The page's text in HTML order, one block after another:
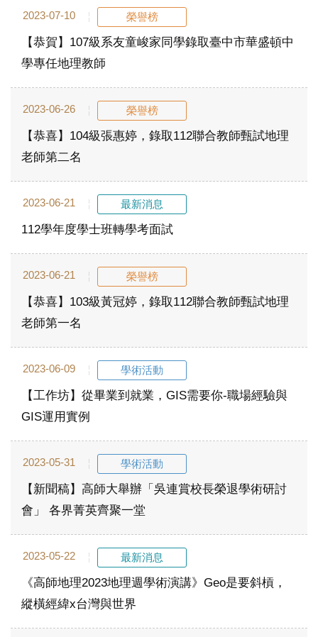
2023-07-10 榮譽榜
【恭賀】107級系友童峻家同學錄取臺中市華盛頓中
學專任地理教師
2023-06-26 榮譽榜
【恭喜】104級張惠婷，錄取112聯合教師甄試地理
老師第二名
2023-06-21 最新消息
112學年度學士班轉學考面試
2023-06-21 榮譽榜
【恭喜】103級黃冠婷，錄取112聯合教師甄試地理
老師第一名
2023-06-09 學術活動
【工作坊】從畢業到就業，GIS需要你-職場經驗與
GIS運用實例
2023-05-31 學術活動
【新聞稿】高師大舉辦「吳連賞校長榮退學術研討
會」 各界菁英齊聚一堂
2023-05-22 最新消息
《高師地理2023地理週學術演講》Geo是要斜槓，
縱橫經緯x台灣與世界